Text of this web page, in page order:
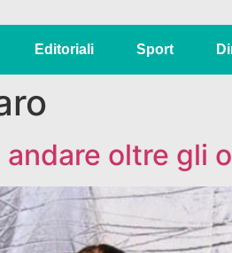
Editoriali Sport
oltre gli